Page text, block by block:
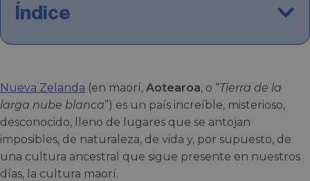
Índice
Nueva Zelanda (en maorí, Aotearoa, o “Tierra de la
larga nube blanca”) es un país increíble, misterioso,
desconocido, lleno de lugares que se antojan
imposibles, de naturaleza, de vida y, por supuesto, de
una cultura ancestral que sigue presente en nuestros
días, la cultura maorí.